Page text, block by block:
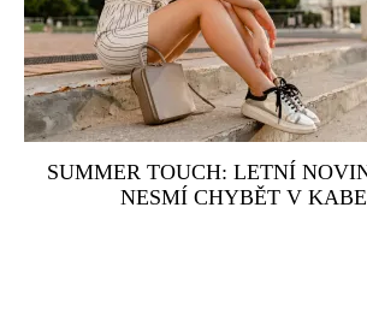
SUMMER TOUCH: LETNÍ
NESMÍ CHYBĚT V